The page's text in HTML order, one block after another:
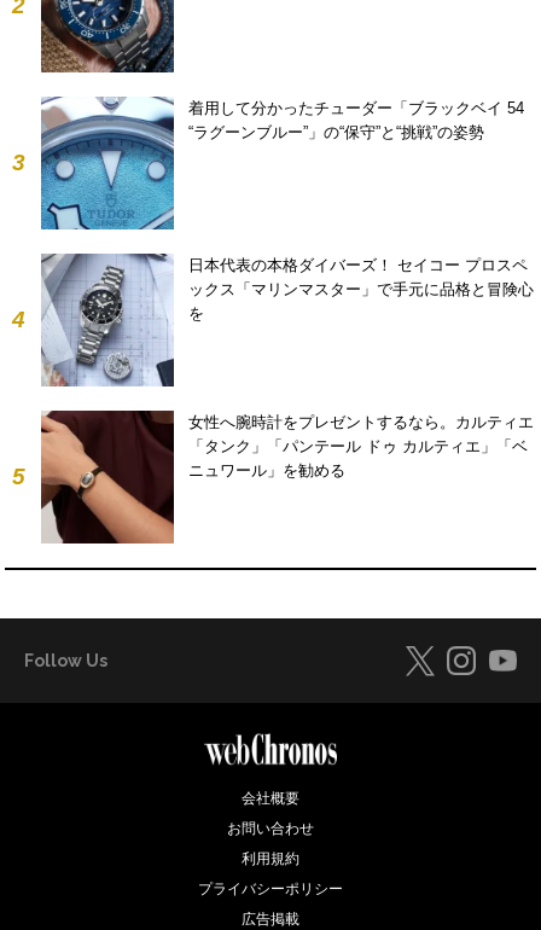
2
3
着用して分かったチューダー「ブラックベイ 54
“ラグーンブルー”」の“保守”と“挑戦”の姿勢
4
日本代表の本格ダイバーズ！ セイコー プロスペ
ックス「マリンマスター」で手元に品格と冒険心
を
5
女性へ腕時計をプレゼントするなら。カルティエ
「タンク」「パンテール ドゥ カルティエ」「ベ
ニュワール」を勧める
Follow Us
会社概要
お問い合わせ
利用規約
プライバシーポリシー
広告掲載